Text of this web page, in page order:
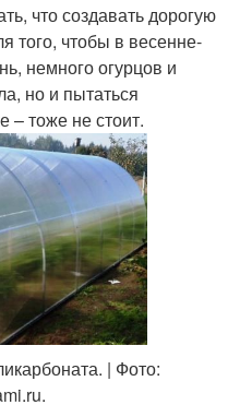
что создавать дорогую
того, чтобы в весенне-
немного огурцов и
но и пытаться
– тоже не стоит.
| Фото: